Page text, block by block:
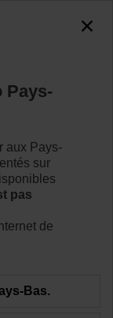
Pays-
aux Pays-
sur
pas
de
Bas.